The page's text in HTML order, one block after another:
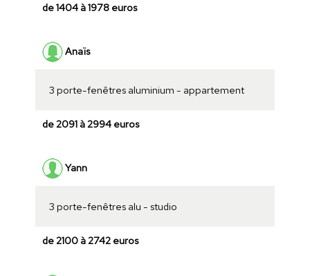
de 1404 à 1978 euros
Anaïs
3 porte-fenêtres aluminium - appartement
de 2091 à 2994 euros
Yann
3 porte-fenêtres alu - studio
de 2100 à 2742 euros